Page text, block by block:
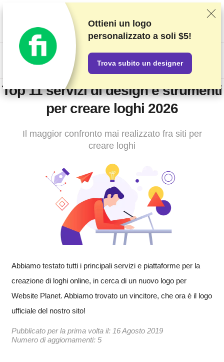
Classifichiamo i fornitori in base a test e ricerche rigorosi, ma
teniamo anche in considerazione la tua opinione e i nostri accordi
commerciali con gli stessi fornitori. Questa pagina contiene link di
affiliazione.
Informativa sulla pubblicità.
US$
Top 11 servizi di design e strumenti
per creare loghi 2026
Il maggior confronto mai realizzato fra siti per
creare loghi
Abbiamo testato tutti i principali servizi e piattaforme per la
creazione di loghi online, in cerca di un nuovo logo per
Website Planet. Abbiamo trovato un vincitore, che ora è il logo
ufficiale del nostro sito!
Pubblicato per la prima volta il: 16 Agosto 2019
Numero di aggiornamenti: 5
Ottieni un logo
personalizzato a soli $5!
Trova subito un designer